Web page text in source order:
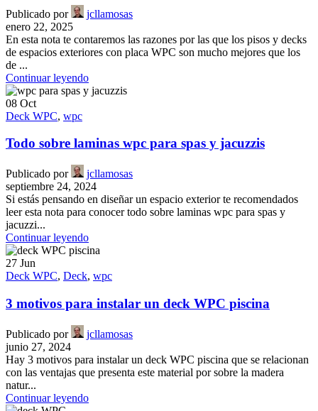
Publicado por
jcllamosas
enero 22, 2025
En esta nota te contaremos las razones por las que los pisos y decks
de espacios exteriores con placa WPC son mucho mejores que los
de ...
Continuar leyendo
08 Oct
Deck WPC, wpc
Todo sobre laminas wpc para spas y jacuzzis
Publicado por
jcllamosas
septiembre 24, 2024
Si estás pensando en diseñar un espacio exterior te recomendados
leer esta nota para conocer todo sobre laminas wpc para spas y
jacuzzi...
Continuar leyendo
27 Jun
Deck WPC, Deck, wpc
3 motivos para instalar un deck WPC piscina
Publicado por
jcllamosas
junio 27, 2024
Hay 3 motivos para instalar un deck WPC piscina que se relacionan
con las ventajas que presenta este material por sobre la madera
natur...
Continuar leyendo